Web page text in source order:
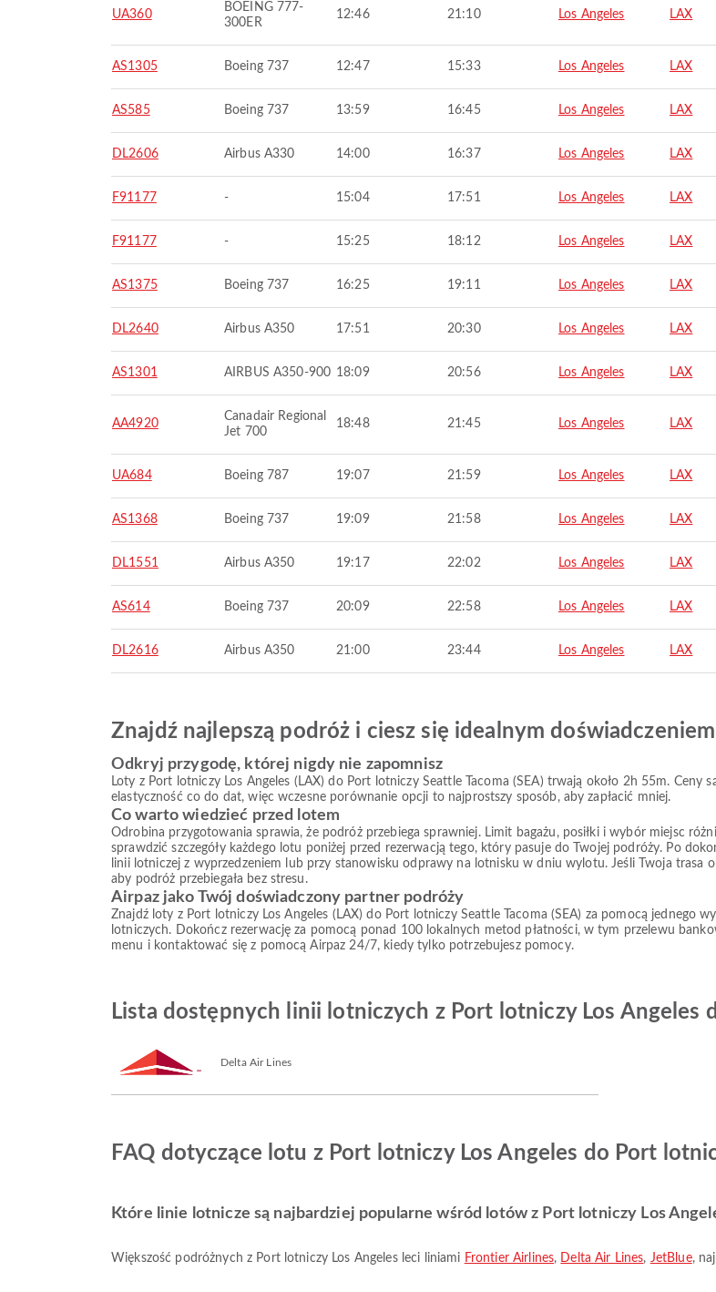
UA360
BOEING 777-
300ER
12:46 21:10 Los Angeles LAX
AS1305 Boeing 737 12:47 15:33 Los Angeles LAX
AS585 Boeing 737 13:59 16:45 Los Angeles LAX
DL2606 Airbus A330 14:00 16:37 Los Angeles LAX
F91177 - 15:04 17:51 Los Angeles LAX
F91177 - 15:25 18:12 Los Angeles LAX
AS1375 Boeing 737 16:25 19:11 Los Angeles LAX
DL2640 Airbus A350 17:51 20:30 Los Angeles LAX
AS1301 AIRBUS A350-900 18:09 20:56 Los Angeles LAX
AA4920
Canadair Regional
Jet 700
18:48 21:45 Los Angeles LAX
UA684 Boeing 787 19:07 21:59 Los Angeles LAX
AS1368 Boeing 737 19:09 21:58 Los Angeles LAX
DL1551 Airbus A350 19:17 22:02 Los Angeles LAX
AS614 Boeing 737 20:09 22:58 Los Angeles LAX
DL2616 Airbus A350 21:00 23:44 Los Angeles LAX
Znajdź najlepszą podróż i ciesz się idealnym
Odkryj przygodę, której nigdy nie zapomnisz
Loty z Port lotniczy Los Angeles (LAX) do Port lotniczy Seattle Tacoma (SEA) trwają około 2h 55m. Ceny
elastyczność co do dat, więc wczesne porównanie opcji to najprostszy sposób, aby zapłacić mniej.
Co warto wiedzieć przed lotem
Odrobina przygotowania sprawia, że podróż przebiega sprawniej. Limit bagażu, posiłki i wybór miejsc
sprawdzić szczegóły każdego lotu poniżej przed rezerwacją tego, który pasuje do Twojej podróży. Po
linii lotniczej z wyprzedzeniem lub przy stanowisku odprawy na lotnisku w dniu wylotu. Jeśli Twoja trasa
aby podróż przebiegała bez stresu.
Airpaz jako Twój doświadczony partner podróży
Znajdź loty z Port lotniczy Los Angeles (LAX) do Port lotniczy Seattle Tacoma (SEA) za pomocą jednego
lotniczych. Dokończ rezerwację za pomocą ponad 100 lokalnych metod płatności, w tym przelewu
menu i kontaktować się z pomocą Airpaz 24/7, kiedy tylko potrzebujesz pomocy.
Lista dostępnych linii lotniczych z Port lotniczy Los Angeles
Delta Air Lines
FAQ dotyczące lotu z Port lotniczy Los Angeles do Port
Które linie lotnicze są najbardziej popularne wśród lotów z Port lotniczy Los
Większość podróżnych z Port lotniczy Los Angeles leci liniami Frontier Airlines, Delta Air Lines, JetBlue,